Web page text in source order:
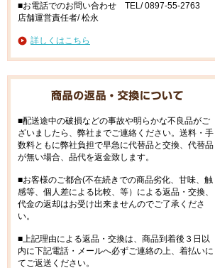
■お電話でのお問い合わせ TEL/ 0897-55-2763
店舗運営責任者/ 松永
詳しくはこちら
■配送途中の破損などの事故や明らかな不良品がご
ざいましたら、弊社までご連絡ください。送料・手
数料ともに弊社負担で早急に代替品と交換、代替品
が無い場合、品代を返金致します。
■お客様のご都合(不在続きでの商品劣化、甘味、触
感等、個人差による比較、等）による返品・交換、
代金の返却はお受け出来ませんのでご了承くださ
い。
■上記理由による返品・交換は、商品到着後３日以
内に下記電話・メールへ必ずご連絡の上、着払いに
てご返送ください。